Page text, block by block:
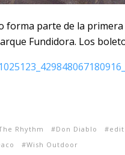
forma parte de la
Fundidora. Los
Rhythm Don Diablo edit
Wish Outdoor